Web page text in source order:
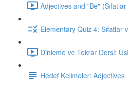
Adjectives and "Be"
Elementary Quiz 4: Sıfatlar
Dinleme ve Tekrar Dersi:
Hedef Kelimeler: Adjectives